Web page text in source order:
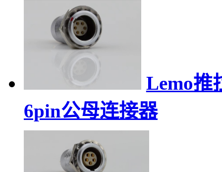
Lemo推
6pin公母连接器